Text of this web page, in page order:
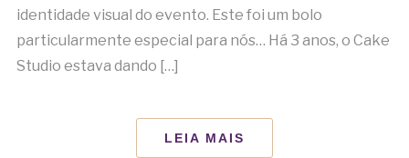
identidade visual do evento. Este foi um bolo
particularmente especial para nós… Há 3 anos, o Cake
Studio estava dando […]
LEIA MAIS